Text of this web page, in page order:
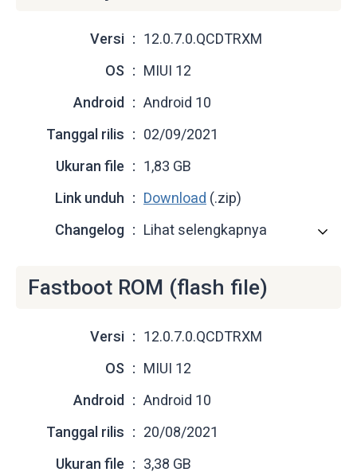
Versi
12.0.7.0.QCDTRXM
OS
MIUI 12
Android
Android 10
Tanggal rilis
02/09/2021
Ukuran file
1,83 GB
Link unduh
Download (.zip)
Changelog
Lihat selengkapnya
Fastboot ROM (flash file)
Versi
12.0.7.0.QCDTRXM
OS
MIUI 12
Android
Android 10
Tanggal rilis
20/08/2021
Ukuran file
3,38 GB